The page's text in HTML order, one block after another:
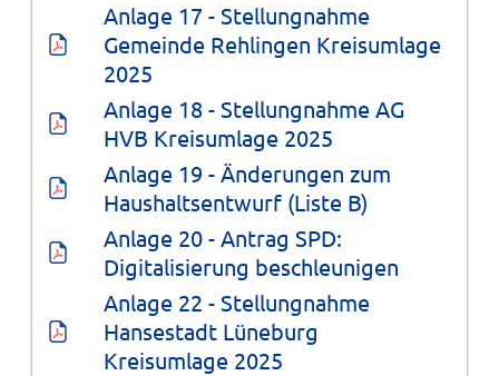
Anlage 17 - Stellungnahme
Gemeinde Rehlingen Kreisumlage
2025
Anlage 18 - Stellungnahme AG
HVB Kreisumlage 2025
Anlage 19 - Änderungen zum
Haushaltsentwurf (Liste B)
Anlage 20 - Antrag SPD:
Digitalisierung beschleunigen
Anlage 22 - Stellungnahme
Hansestadt Lüneburg
Kreisumlage 2025